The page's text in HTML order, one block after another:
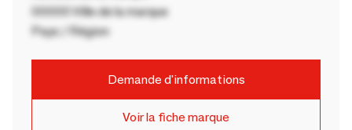
00000 Ville de la marque
Pays / Région
Demande d'informations
Voir la fiche marque